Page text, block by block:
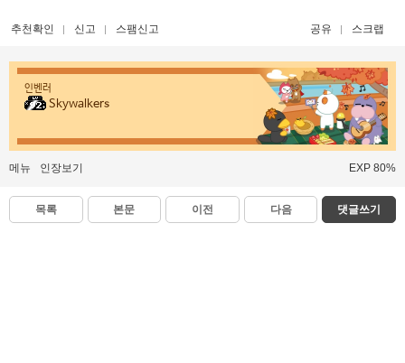
추천확인 신고 스팸신고 공유 스크랩
인벤러
Skywalkers
메뉴 인장보기 EXP 80%
목록 본문 이전 다음 댓글쓰기